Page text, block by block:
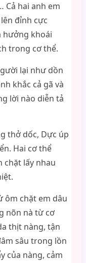
Cả hai anh em
đỉnh cực
hưởng khoái
trong cơ thể.
lại như dồn
khắc cả gã và
lời nào diễn tả
thở dốc, Dực úp
Hai cơ thể
lấy nhau
ôm chặt em dâu
nõn nà từ cơ
thịt nàng, tận
sâu trong lồn
của nàng, cảm